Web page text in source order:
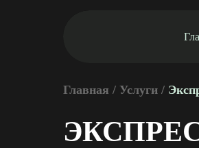
Главная / Услуги /